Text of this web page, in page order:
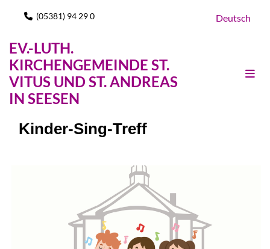
 (05381) 94 29 0 Deutsch
EV.-LUTH.
KIRCHENGEMEINDE ST.
VITUS UND ST. ANDREAS
IN SEESEN
Kinder-Sing-Treff